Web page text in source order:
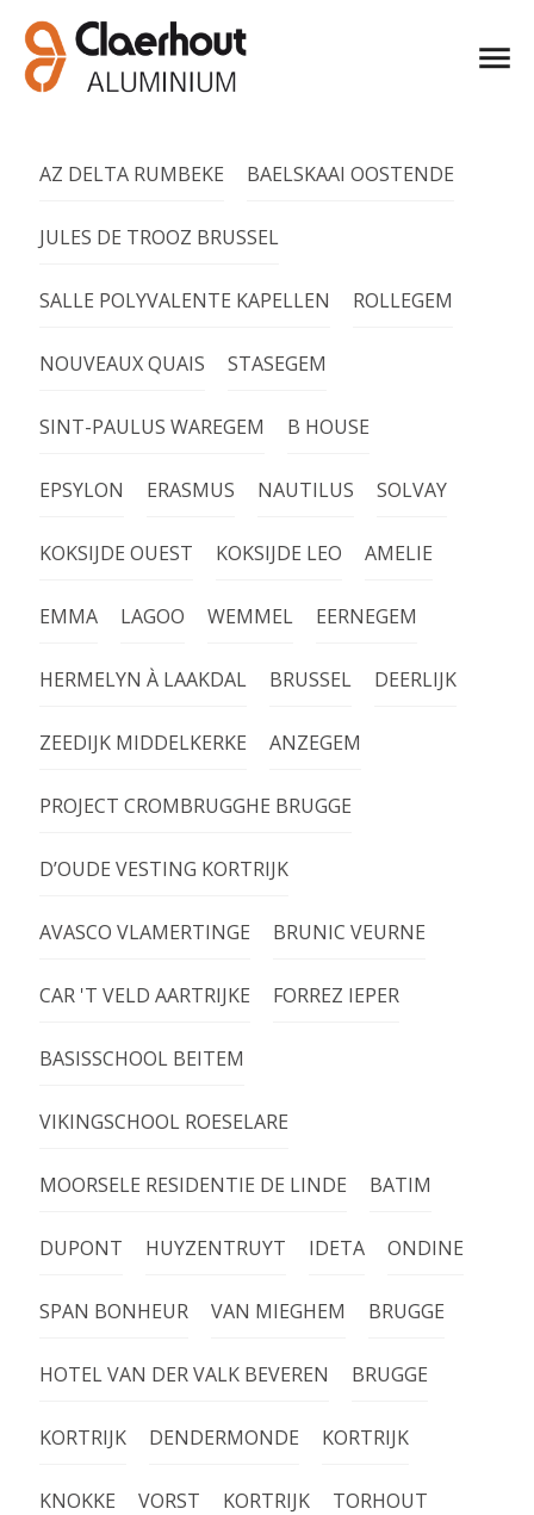
AZ DELTA RUMBEKE BAELSKAAI OOSTENDE
JULES DE TROOZ BRUSSEL
SALLE POLYVALENTE KAPELLEN ROLLEGEM
NOUVEAUX QUAIS STASEGEM
SINT-PAULUS WAREGEM B HOUSE
EPSYLON ERASMUS NAUTILUS SOLVAY
KOKSIJDE OUEST KOKSIJDE LEO AMELIE
EMMA LAGOO WEMMEL EERNEGEM
HERMELYN À LAAKDAL BRUSSEL DEERLIJK
ZEEDIJK MIDDELKERKE ANZEGEM
PROJECT CROMBRUGGHE BRUGGE
D’OUDE VESTING KORTRIJK
AVASCO VLAMERTINGE BRUNIC VEURNE
CAR 'T VELD AARTRIJKE FORREZ IEPER
BASISSCHOOL BEITEM
VIKINGSCHOOL ROESELARE
MOORSELE RESIDENTIE DE LINDE BATIM
DUPONT HUYZENTRUYT IDETA ONDINE
SPAN BONHEUR VAN MIEGHEM BRUGGE
HOTEL VAN DER VALK BEVEREN BRUGGE
KORTRIJK DENDERMONDE KORTRIJK
KNOKKE VORST KORTRIJK TORHOUT